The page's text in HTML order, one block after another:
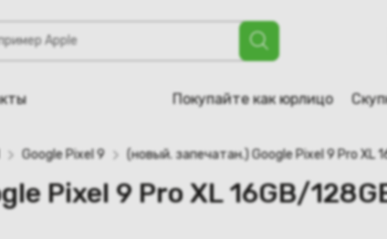
Покупайте как юрлицо
XL 16GB/128GB (фарфор)
Google Pixel 9 (новый. запечатан.) Google Pixel 9 Pro XL
Pixel 9 Pro XL 16GB/